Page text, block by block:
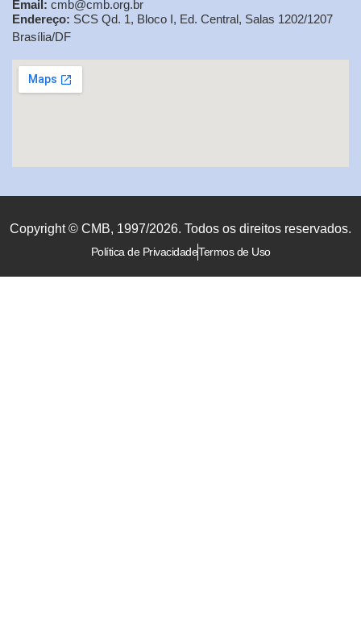
Email: cmb@cmb.org.br
Endereço: SCS Qd. 1, Bloco I, Ed. Central, Salas 1202/1207
Brasília/DF
Copyright © CMB, 1997/2026. Todos os direitos reservados.
Política de PrivacidadeTermos de Uso